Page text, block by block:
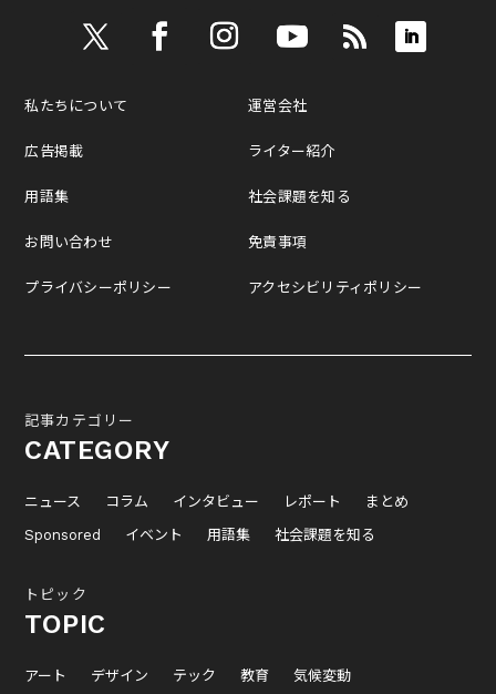
私たちについて
広告掲載
用語集
お問い合わせ
プライバシーポリシー
運営会社
ライター紹介
社会課題を知る
免責事項
アクセシビリティポリシー
記事カテゴリー
CATEGORY
ニュース コラム インタビュー レポート
まとめ
Sponsored
イベント 用語集 社会課題を知る
トピック
TOPIC
アート デザイン テック 教育 気候変動